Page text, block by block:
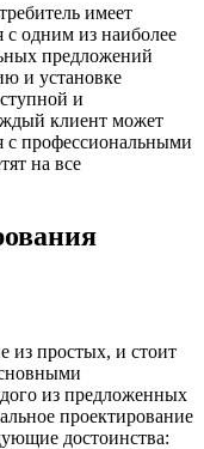
имеет
с одним из наиболее
предложений
и установке
и
клиент может
с профессиональными
на все
из простых, и стоит
из предложенных
проектирование
достоинства: